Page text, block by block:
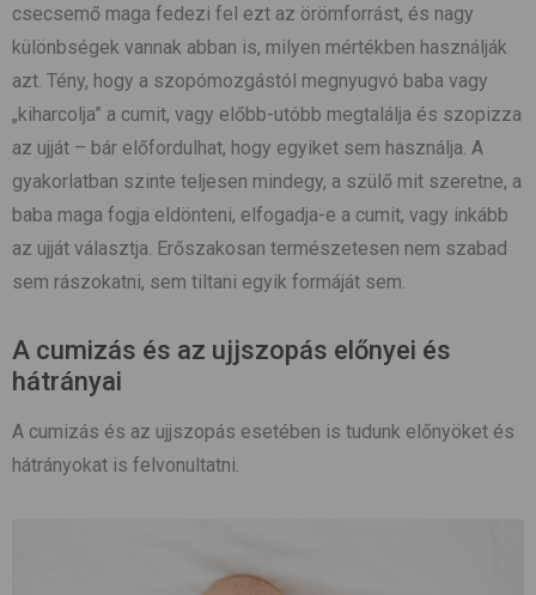
csecsemő maga fedezi fel ezt az örömforrást, és nagy
különbségek vannak abban is, milyen mértékben használják
azt. Tény, hogy a szopómozgástól megnyugvó baba vagy
„kiharcolja” a cumit, vagy előbb-utóbb megtalálja és szopizza
az ujját – bár előfordulhat, hogy egyiket sem használja. A
gyakorlatban szinte teljesen mindegy, a szülő mit szeretne, a
baba maga fogja eldönteni, elfogadja-e a cumit, vagy inkább
az ujját választja. Erőszakosan természetesen nem szabad
sem rászokatni, sem tiltani egyik formáját sem.
A cumizás és az ujjszopás előnyei és
hátrányai
A cumizás és az ujjszopás esetében is tudunk előnyöket és
hátrányokat is felvonultatni.